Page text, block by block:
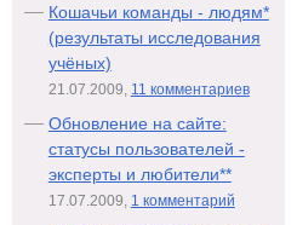
Кошачьи команды - людям*
(результаты исследования
учёных)
21.07.2009, 11 комментариев
Обновление на сайте:
статусы пользователей -
эксперты и любители**
17.07.2009, 1 комментарий